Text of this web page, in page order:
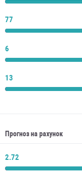
77
6
13
Прогноз на рахунок
2.72